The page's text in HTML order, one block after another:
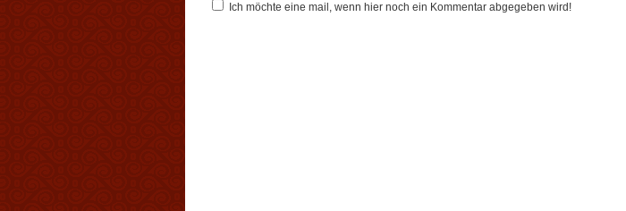
Ich möchte eine mail, wenn hier noch ein Kommentar abgegeben wird!